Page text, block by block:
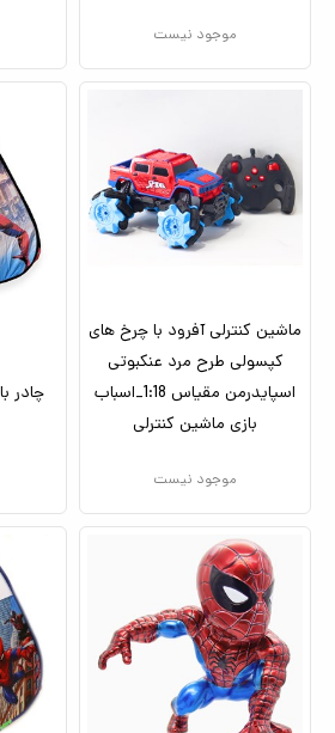
موجود نیست
ماشین کنترلی آفرود با چرخ های
کپسولی طرح مرد عنکبوتی
اسپایدرمن مقیاس 1:18_اسباب
بازی ماشین کنترلی
موجود نیست